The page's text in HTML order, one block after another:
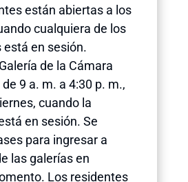
están abiertas a los
cualquiera de los
está en sesión.
de la Cámara
9 a. m. a 4:30 p. m.,
cuando la
en sesión. Se
para ingresar a
las galerías en
Los residentes